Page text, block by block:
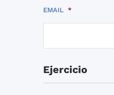
EMAIL *
Ejercicio